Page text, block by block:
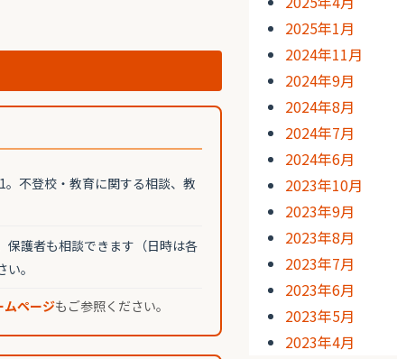
不登校・教育に関する相談、教
保護者も相談できます（日時は各
。
ムページもご参照ください。
2025年1月
2024年11月
2024年9月
2024年8月
2024年7月
2024年6月
2023年10月
2023年9月
2023年8月
2023年7月
2023年6月
2023年5月
2023年4月